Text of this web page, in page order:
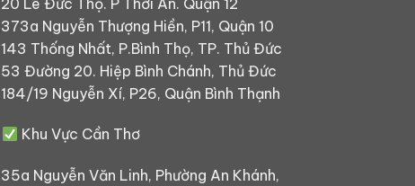
373a Nguyễn Thượng Hiền, P11, Quận 10
143 Thống Nhất, P.Bình Thọ, TP. Thủ Đức
53 Đường 20. Hiệp Bình Chánh, Thủ Đức
184/19 Nguyễn Xí, P26, Quận Bình Thạnh
Khu Vực Cần Thơ
35a Nguyễn Văn Linh, Phường An Khánh,